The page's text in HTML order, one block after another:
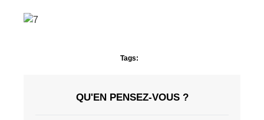
Tags:
QU'EN PENSEZ-VOUS ?